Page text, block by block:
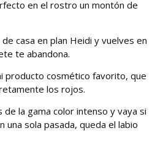
en el rostro un montón de
casa en plan Heidi y vuelves en
te abandona.
producto cosmético favorito, que
los rojos.
la gama color intenso y vaya si
una sola pasada, queda el labio